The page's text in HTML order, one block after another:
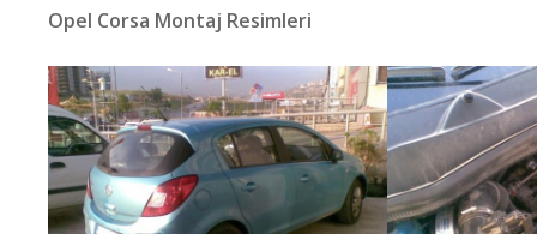
Opel Corsa Montaj Resimleri